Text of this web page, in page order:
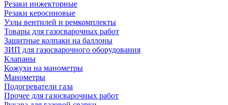
Резаки инжекторные
Резаки керосиновые
Узлы вентилей и ремкомплекты
Товары для газосварочных работ
Защитные колпаки на баллоны
ЗИП для газосварочного оборудования
Клапаны
Кожухи на манометры
Манометры
Подогреватели газа
Прочее для газосварочных работ